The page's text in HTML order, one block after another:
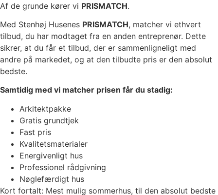
Af de grunde kører vi PRISMATCH.
Med Stenhøj Husenes PRISMATCH, matcher vi ethvert
tilbud, du har modtaget fra en anden entreprenør. Dette
sikrer, at du får et tilbud, der er sammenligneligt med
andre på markedet, og at den tilbudte pris er den absolut
bedste.
Samtidig med vi matcher prisen får du stadig:
Arkitektpakke
Gratis grundtjek
Fast pris
Kvalitetsmaterialer
Energivenligt hus
Professionel rådgivning
Nøglefærdigt hus
Kort fortalt: Mest mulig sommerhus, til den absolut bedste